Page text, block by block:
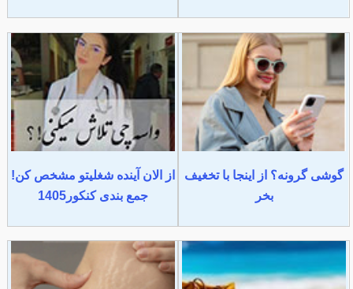
گوشی گرونه؟ از اینجا با تخغیف
بخر
از الان آینده شغلیتو مشخص کن!
جمع بندی کنکور1405